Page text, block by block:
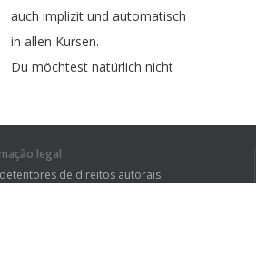
auch implizit und automatisch
in allen Kursen.
Du möchtest natürlich nicht
Hier kannst du zuerst
legal
detentores de direitos autorais